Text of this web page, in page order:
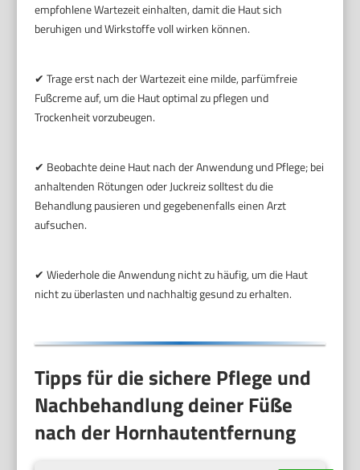
empfohlene Wartezeit einhalten, damit die Haut sich
beruhigen und Wirkstoffe voll wirken können.
✔ Trage erst nach der Wartezeit eine milde, parfümfreie
Fußcreme auf, um die Haut optimal zu pflegen und
Trockenheit vorzubeugen.
✔ Beobachte deine Haut nach der Anwendung und Pflege; bei
anhaltenden Rötungen oder Juckreiz solltest du die
Behandlung pausieren und gegebenenfalls einen Arzt
aufsuchen.
✔ Wiederhole die Anwendung nicht zu häufig, um die Haut
nicht zu überlasten und nachhaltig gesund zu erhalten.
Tipps für die sichere Pflege und
Nachbehandlung deiner Füße
nach der Hornhautentfernung